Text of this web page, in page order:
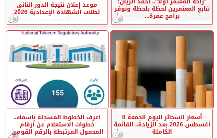
نتابع المعتمرين لحظة بلحظة ونوفر
برامج عمرة...
موعد إعلان نتيجة الدور الثاني
لطلاب الشهادة الإعدادية 2026
أسعار السجائر اليوم الجمعة 8
أغسطس 2026 بعد الزيادة.. القائمة
الكاملة
اعرف الخطوط المسجلة باسمك..
خطوات الاستعلام عن أرقام
المحمول المرتبطة بالرقم القومي